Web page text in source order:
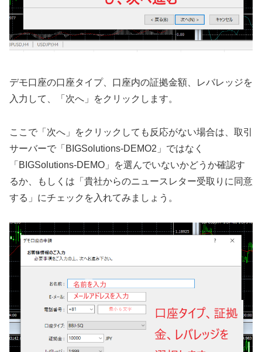
デモ口座の口座タイプ、口座内の証拠金額、レバレッジを
入力して、「次へ」をクリックします。
ここで「次へ」をクリックしても反応がない場合は、取引
サーバーで「BIGSolutions-DEMO2」ではなく
「BIGSolutions-DEMO」を選んでいないかどうか確認す
るか、もしくは「貴社からのニュースレター受取りに同意
する」にチェックを入れてみましょう。